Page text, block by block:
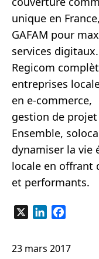
unique en
GAFAM pour
services
Regicom
entreprises
en e-commerce,
gestion de
Ensemble,
dynamiser la vie
locale en offrant
et performants.
LinkedIn
23 mars 2017